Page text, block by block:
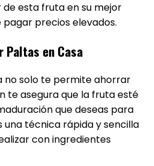
esta fruta en su mejor
precios elevados.
Paltas en Casa
no solo te permite ahorrar
te asegura que la fruta esté
que deseas para
una técnica rápida y sencilla
con ingredientes